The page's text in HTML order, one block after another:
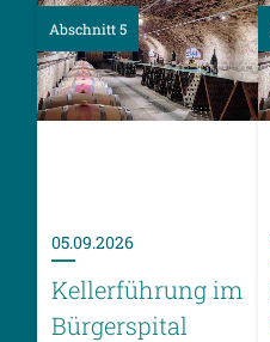
05.09.2026
Kellerführung im
Bürgerspital
Abschnitt 5